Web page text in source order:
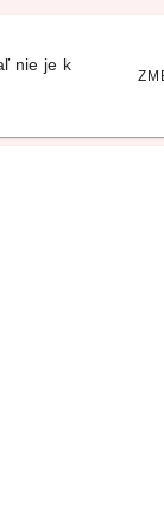
nie je k